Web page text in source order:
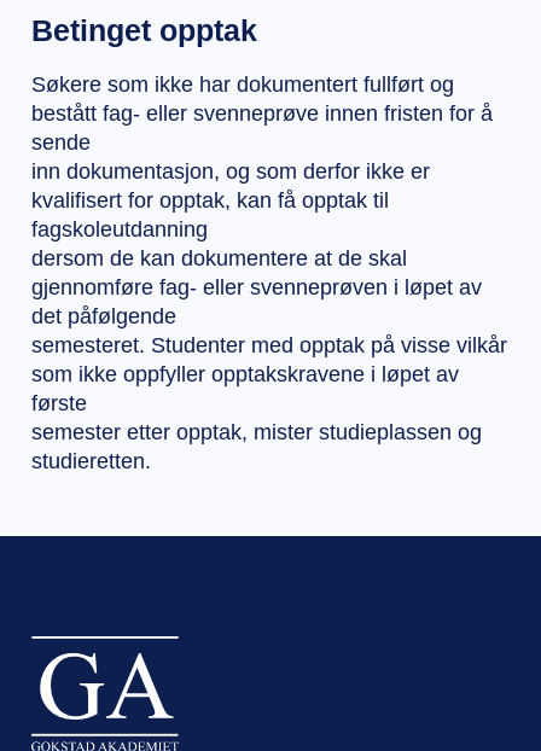
Betinget opptak
Søkere som ikke har dokumentert fullført og
bestått fag- eller svenneprøve innen fristen for å
sende
inn dokumentasjon, og som derfor ikke er
kvalifisert for opptak, kan få opptak til
fagskoleutdanning
dersom de kan dokumentere at de skal
gjennomføre fag- eller svenneprøven i løpet av
det påfølgende
semesteret. Studenter med opptak på visse vilkår
som ikke oppfyller opptakskravene i løpet av
første
semester etter opptak, mister studieplassen og
studieretten.